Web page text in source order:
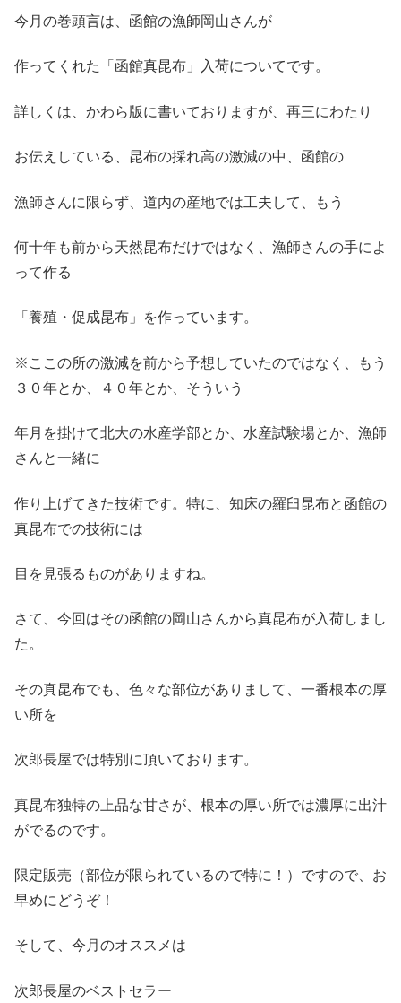
今月の巻頭言は、函館の漁師岡山さんが
作ってくれた「函館真昆布」入荷についてです。
詳しくは、かわら版に書いておりますが、再三にわたり
お伝えしている、昆布の採れ高の激減の中、函館の
漁師さんに限らず、道内の産地では工夫して、もう
何十年も前から天然昆布だけではなく、漁師さんの手によ
って作る
「養殖・促成昆布」を作っています。
※ここの所の激減を前から予想していたのではなく、もう
３０年とか、４０年とか、そういう
年月を掛けて北大の水産学部とか、水産試験場とか、漁師
さんと一緒に
作り上げてきた技術です。特に、知床の羅臼昆布と函館の
真昆布での技術には
目を見張るものがありますね。
さて、今回はその函館の岡山さんから真昆布が入荷しまし
た。
その真昆布でも、色々な部位がありまして、一番根本の厚
い所を
次郎長屋では特別に頂いております。
真昆布独特の上品な甘さが、根本の厚い所では濃厚に出汁
がでるのです。
限定販売（部位が限られているので特に！）ですので、お
早めにどうぞ！
そして、今月のオススメは
次郎長屋のベストセラー